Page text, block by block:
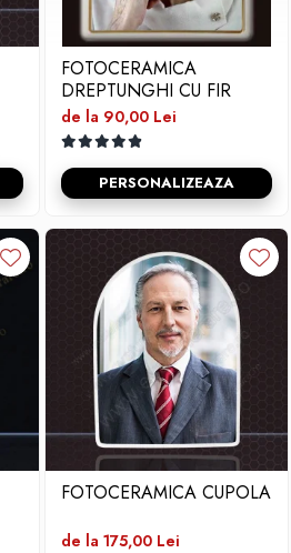
FOTOCERAMICA
DREPTUNGHI CU FIR
de la 90,00 Lei
PERSONALIZEAZA
FOTOCERAMICA CUPOLA
de la 175,00 Lei